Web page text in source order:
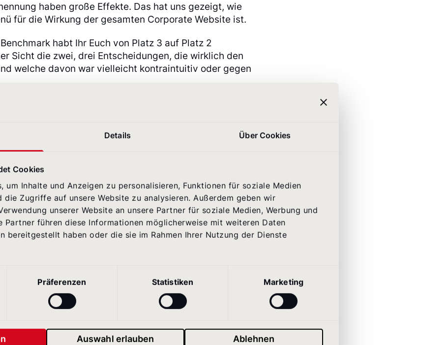
Details Über Cookies
Cookies
um Inhalte und Anzeigen zu personalisieren, Funktionen für soziale Medien
die Zugriffe auf unsere Website zu analysieren. Außerdem geben wir
unserer Website an unsere Partner für soziale Medien, Werbung und
Partner führen diese Informationen möglicherweise mit weiteren Daten
bereitgestellt haben oder die sie im Rahmen Ihrer Nutzung der Dienste
Präferenzen Statistiken Marketing
Ablehnen
Auswahl erlauben
haben große Effekte. Das hat uns gezeigt, wie
für die Wirkung der gesamten Corporate Website ist.
habt Ihr Euch von Platz 3 auf Platz 2
Sicht die zwei, drei Entscheidungen, die wirklich den
welche davon war vielleicht kontraintuitiv oder gegen
aus meiner Sicht vor allem an zwei Entscheidungen:
nicht mehr als Extra gesehen, sondern fest in Struktur,
haben wir die Nutzerführung stringenter
Informationsbedürfnissen der Nutzer:innen
üblichen Rat war, dass wir eher bestehende Seiten
statt immer neue Inhalte oder Features
super in der Kategorie Service und Usability
Alltag umsetzt – zwischen Nutzerbedürfnissen, Daten
Corporate Site für Euch ganz konkret – und woran
einlöst?
auf der Corporate Website, dass Menschen
finden, was sie suchen. Das setzen wir um,
als feste Leitplanken nutzen und Daten
interne Stakeholder andere Prioritäten nahelegen.